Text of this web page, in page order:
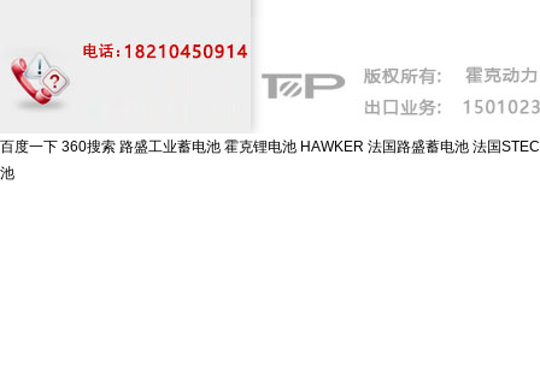
百度一下 360搜索 路盛工业蓄电池 霍克锂电池 HAWKER 法国路盛蓄电池 法国
池